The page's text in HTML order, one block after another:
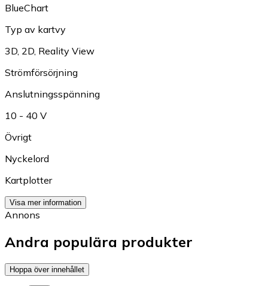
BlueChart
Typ av kartvy
3D 2D Reality View
Strömförsörjning
Anslutningsspänning
10 - 40 V
Övrigt
Nyckelord
Kartplotter
Visa mer information
Annons
Andra populära produkter
Hoppa över innehållet